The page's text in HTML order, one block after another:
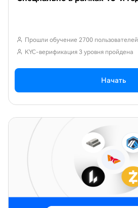
Прошли обучение 2700 пользователей
KYC-верификация 3 уровня пройдена
Начать